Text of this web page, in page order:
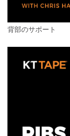
背部のサポート